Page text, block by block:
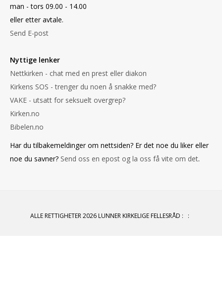
man - tors 09.00 - 14.00
eller etter avtale.
Send E-post
Nyttige lenker
Nettkirken - chat med en prest eller diakon
Kirkens SOS - trenger du noen å snakke med?
VAKE - utsatt for seksuelt overgrep?
Kirken.no
Bibelen.no
Har du tilbakemeldinger om nettsiden? Er det noe du liker eller
noe du savner? Send oss en epost og la oss få vite om det.
ALLE RETTIGHETER 2026 LUNNER KIRKELIGE FELLESRÅD : :